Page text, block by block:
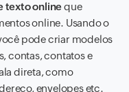
texto onlineque
online. Usando o
pode criar modelos
contas, contatos e
direta, como
envelopes etc.